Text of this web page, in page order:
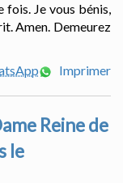
fois. Je vous bénis,
Amen. Demeurez
Imprimer
Reine de
le